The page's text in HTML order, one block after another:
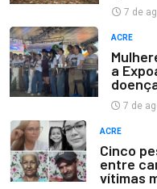
7 de
ACRE
a
7 de
ACRE
Cinco
entre
vítimas